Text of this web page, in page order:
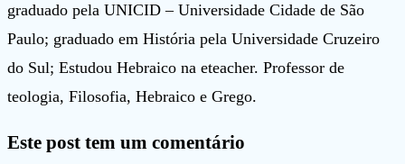
graduado pela UNICID – Universidade Cidade de São
Paulo; graduado em História pela Universidade Cruzeiro
do Sul; Estudou Hebraico na eteacher. Professor de
teologia, Filosofia, Hebraico e Grego.
Este post tem um comentário